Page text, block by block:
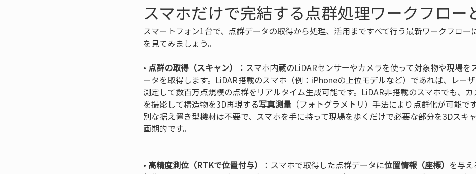
スマホだけで完結する点群処理ワークフロー
スマートフォン1台で、点群データの取得から処理、活用まですべて行う最新ワークフロー
を見てみましょう。
• 点群の取得（スキャン）
：スマホ内蔵のLiDARセンサーやカメラを使って対象物や現場を
ータを取得します。LiDAR搭載のスマホ（例：iPhoneの上位モデルなど）であれば、レー
測定して数百万点規模の点群をリアルタイム生成可能です。LiDAR非搭載のスマホでも、
を撮影して構造物を3D再現する写真測量 （フォトグラメトリ）手法により点群化が可能で
別な据え置き型機材は不要で、スマホを手に持って現場を歩くだけで必要な部分を3Dスキ
画期的です。
• 高精度測位（RTKで位置付与） ：スマホで取得した点群データに位置情報（座標） を与